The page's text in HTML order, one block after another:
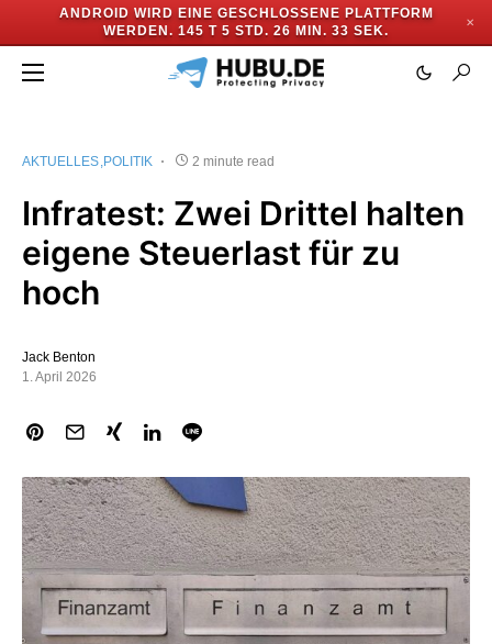
ANDROID WIRD EINE GESCHLOSSENE PLATTFORM
WERDEN. 145 T 5 STD. 26 MIN. 33 SEK.
✕
AKTUELLES POLITIK 2 minute read
Infratest: Zwei Drittel halten
eigene Steuerlast für zu
hoch
Jack Benton
1. April 2026